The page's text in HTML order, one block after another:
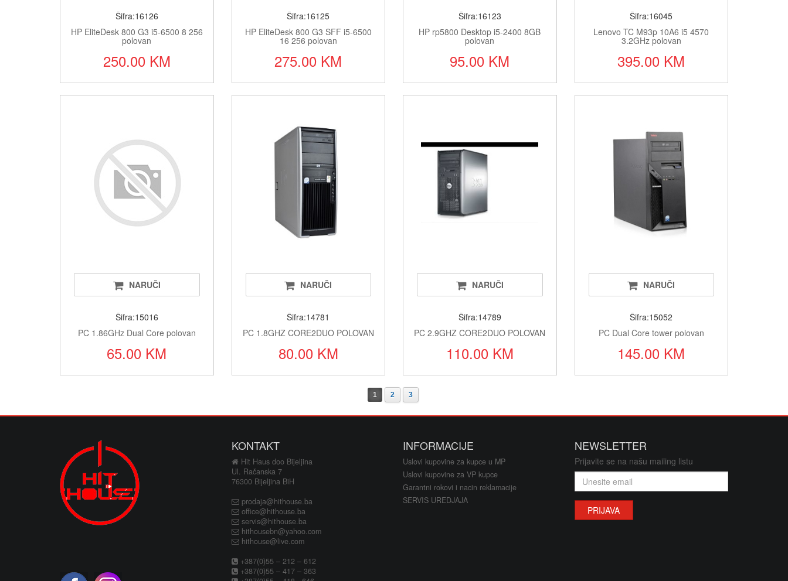
Šifra:16126
HP EliteDesk 800 G3 i5-6500 8 256
polovan
250.00 KM
Šifra:16125
HP EliteDesk 800 G3 SFF i5-6500
16 256 polovan
275.00 KM
Šifra:16123
HP rp5800 Desktop i5-2400 8GB
polovan
95.00 KM
Šifra:16045
Lenovo TC M93p 10A6 i5 4570
3.2GHz polovan
395.00 KM
NARUČI
Šifra:15016
PC 1.86GHz Dual Core polovan
65.00 KM
NARUČI
Šifra:14781
PC 1.8GHZ CORE2DUO POLOVAN
80.00 KM
NARUČI
Šifra:14789
PC 2.9GHZ CORE2DUO POLOVAN
110.00 KM
NARUČI
Šifra:15052
PC Dual Core tower polovan
145.00 KM
1 2 3
KONTAKT
Hit Haus doo Bijeljina
Ul. Račanska 7
76300 Bijeljina BiH
prodaja@hithouse.ba
office@hithouse.ba
servis@hithouse.ba
hithousebn@yahoo.com
hithouse@live.com
+387(0)55 – 212 – 612
+387(0)55 – 417 – 363
INFORMACIJE
Uslovi kupovine za kupce u MP
Uslovi kupovine za VP kupce
Garantni rokovi i nacin reklamacije
SERVIS UREDJAJA
NEWSLETTER
Prijavite se na našu mailing listu
PRIJAVA